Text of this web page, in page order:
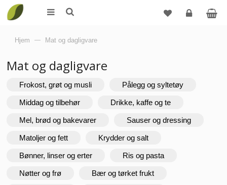
Hjem — Mat og dagligvare
Mat og dagligvare
Frokost, grøt og musli Pålegg og syltetøy
Middag og tilbehør Drikke, kaffe og te
Mel, brød og bakevarer Sauser og dressing
Matoljer og fett Krydder og salt
Bønner, linser og erter Ris og pasta
Nøtter og frø Bær og tørket frukt